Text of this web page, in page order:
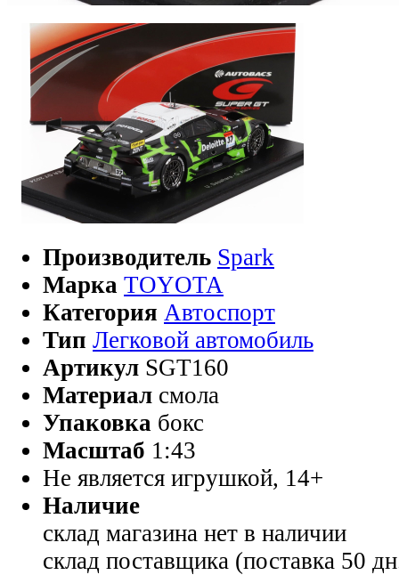
Производитель Spark
Марка TOYOTA
Категория Автоспорт
Тип Легковой автомобиль
Артикул SGT160
Материал смола
Упаковка бокс
Масштаб 1:43
Не является игрушкой, 14+
Наличие
склад магазина нет в наличии
склад поставщика (поставка 50